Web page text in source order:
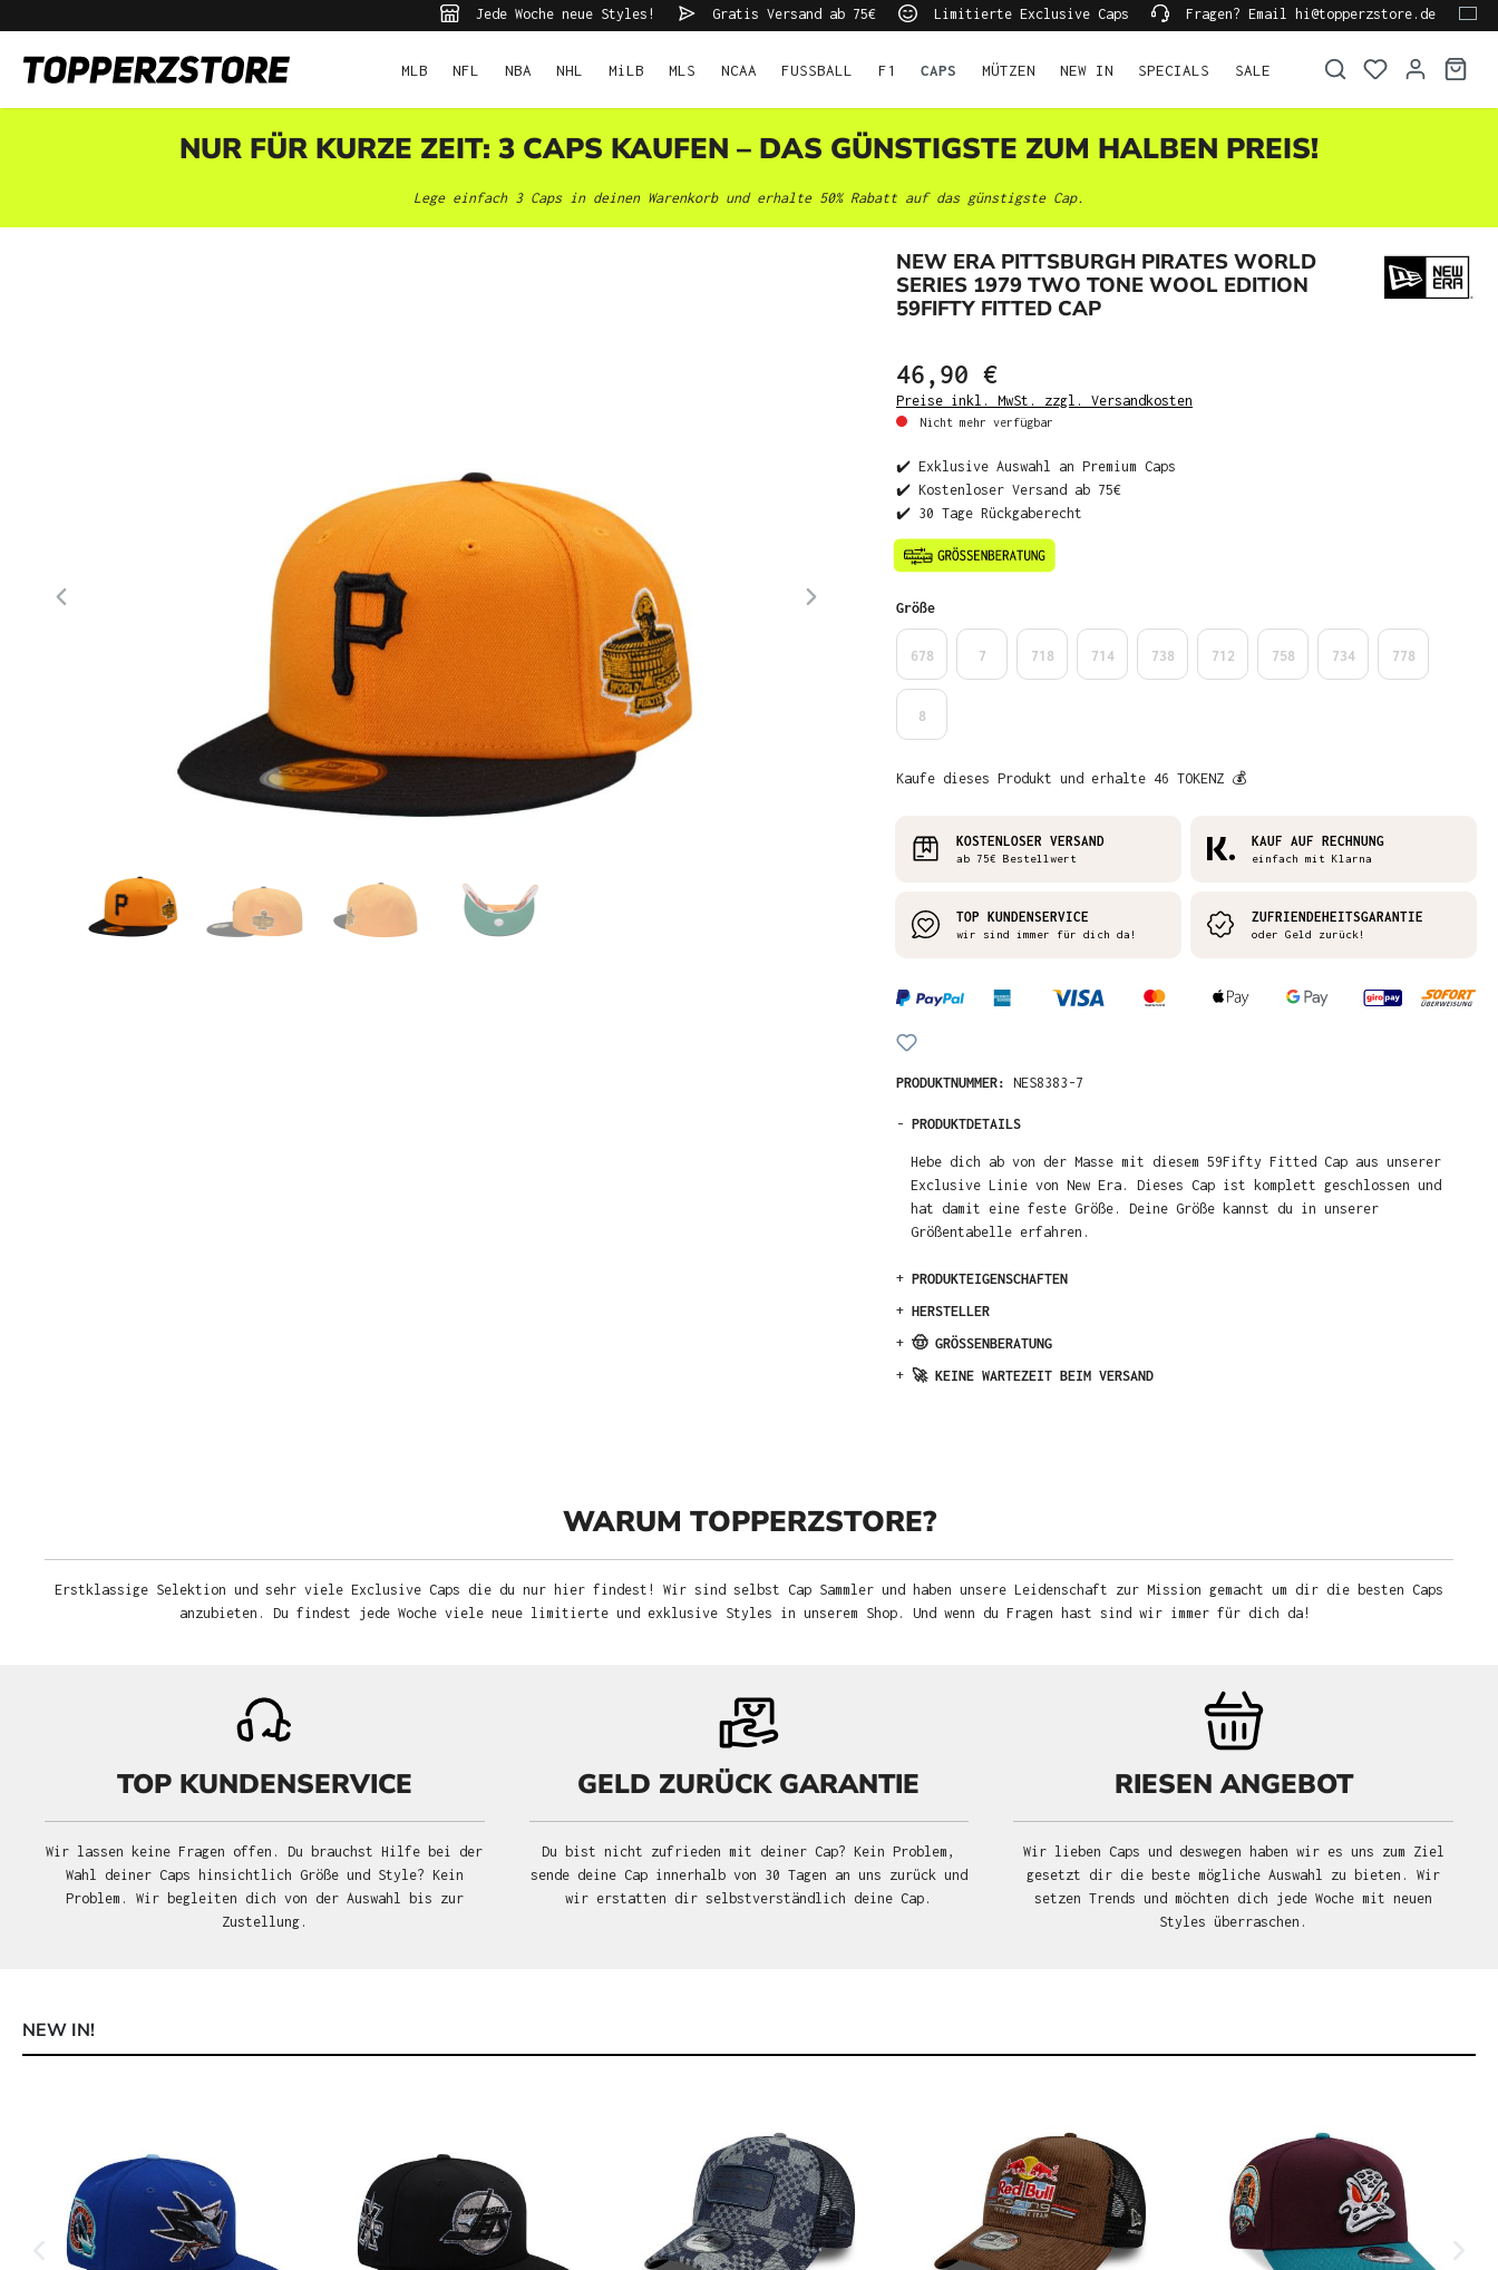
Jede Woche neue Styles! Gratis Versand ab 75€ Limitierte Exclusive Caps Fragen? Email hi@topperzstore.de
MLB NFL NBA NHL MiLB MLS NCAA FUSSBALL F1 CAPS MÜTZEN NEW IN SPECIALS SALE
NUR FÜR KURZE ZEIT: 3 CAPS KAUFEN – DAS GÜNSTIGSTE ZUM HALBEN PREIS!
Lege einfach 3 Caps in deinen Warenkorb und erhalte 50% Rabatt auf das günstigste Cap.
NEW ERA PITTSBURGH PIRATES WORLD
SERIES 1979 TWO TONE WOOL EDITION
59FIFTY FITTED CAP
46,90 €
Preise inkl. MwSt. zzgl. Versandkosten
Nicht mehr verfügbar
✔️ Exklusive Auswahl an Premium Caps
✔️ Kostenloser Versand ab 75€
✔️ 30 Tage Rückgaberecht
Größeauswählen
678 7 718 714 738 712 758 734 778
8
Kaufe dieses Produkt und erhalte 46 TOKENZ 💰
KOSTENLOSER VERSAND
ab 75€ Bestellwert
KAUF AUF RECHNUNG
einfach mit Klarna
TOP KUNDENSERVICE
wir sind immer für dich da!
ZUFRIENDEHEITSGARANTIE
oder Geld zurück!
PRODUKTNUMMER: NES8383-7
- PRODUKTDETAILS
Hebe dich ab von der Masse mit diesem 59Fifty Fitted Cap aus unserer
Exclusive Linie von New Era. Dieses Cap ist komplett geschlossen und
hat damit eine feste Größe. Deine Größe kannst du in unserer
Größentabelle erfahren.
+ PRODUKTEIGENSCHAFTEN
+ HERSTELLER
+ 🤠 GRÖSSENBERATUNG
+ 🚀 KEINE WARTEZEIT BEIM VERSAND
WARUM TOPPERZSTORE?
Erstklassige Selektion und sehr viele Exclusive Caps die du nur hier findest! Wir sind selbst Cap Sammler und haben unsere Leidenschaft zur Mission gemacht um dir die besten Caps
anzubieten. Du findest jede Woche viele neue limitierte und exklusive Styles in unserem Shop. Und wenn du Fragen hast sind wir immer für dich da!
TOP KUNDENSERVICE
Wir lassen keine Fragen offen. Du brauchst Hilfe bei der
Wahl deiner Caps hinsichtlich Größe und Style? Kein
Problem. Wir begleiten dich von der Auswahl bis zur
Zustellung.
GELD ZURÜCK GARANTIE
Du bist nicht zufrieden mit deiner Cap? Kein Problem,
sende deine Cap innerhalb von 30 Tagen an uns zurück und
wir erstatten dir selbstverständlich deine Cap.
RIESEN ANGEBOT
Wir lieben Caps und deswegen haben wir es uns zum Ziel
gesetzt dir die beste mögliche Auswahl zu bieten. Wir
setzen Trends und möchten dich jede Woche mit neuen
Styles überraschen.
NEW IN!